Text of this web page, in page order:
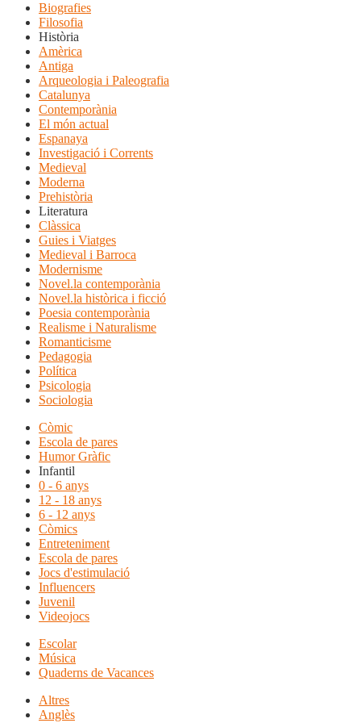
Biografies
Filosofia
Història
Amèrica
Antiga
Arqueologia i Paleografia
Catalunya
Contemporània
El món actual
Espanaya
Investigació i Corrents
Medieval
Moderna
Prehistòria
Literatura
Clàssica
Guies i Viatges
Medieval i Barroca
Modernisme
Novel.la contemporània
Novel.la històrica i ficció
Poesia contemporània
Realisme i Naturalisme
Romanticisme
Pedagogia
Política
Psicologia
Sociologia
Còmic
Escola de pares
Humor Gràfic
Infantil
0 - 6 anys
12 - 18 anys
6 - 12 anys
Còmics
Entreteniment
Escola de pares
Jocs d'estimulació
Influencers
Juvenil
Videojocs
Escolar
Música
Quaderns de Vacances
Altres
Anglès